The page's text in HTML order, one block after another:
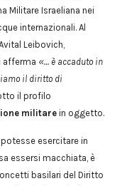
Militare Israeliana nei
internazionali. Al
Leibovich,
afferma «… è accaduto in
il diritto di
il profilo
militare in oggetto.
esercitare in
essersi macchiata, è
basilari del Diritto